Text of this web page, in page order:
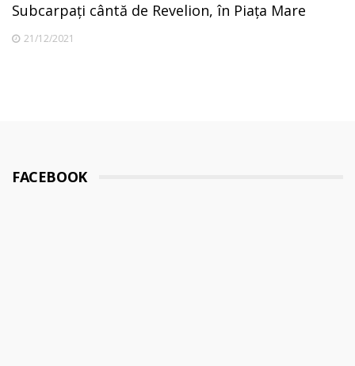
Subcarpați cântă de Revelion, în Piața Mare
21/12/2021
FACEBOOK